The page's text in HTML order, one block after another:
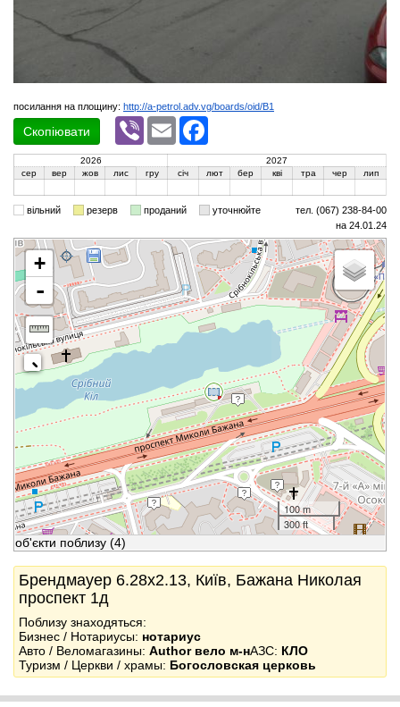
посилання на площину: http://a-petrol.adv.vg/boards/oid/B1
Скопіювати
Viber Email
2026
2027
сер
вер жов лис гру січ лют бер кві тра чер лип
вільний резерв проданий уточнюйте
тел. (067) 238-84-00
на 24.01.24
+
-
100 m
300 ft
об'єкти поблизу (4)
Брендмауер 6.28x2.13, Київ, Бажана Николая
проспект 1д
Поблизу знаходяться:
Бизнес / Нотариусы: нотариус
Авто / Веломагазины: Author вело м-нАЗС: КЛО
Туризм / Церкви / храмы: Богословская церковь